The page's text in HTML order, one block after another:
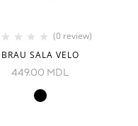
(0 review)
BRAU SALA VELO
449.00 MDL